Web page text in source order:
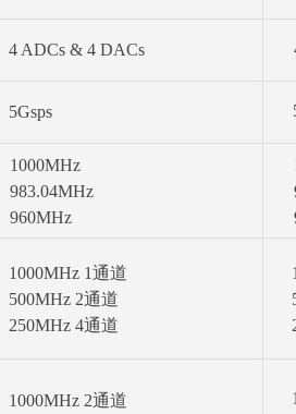
4 ADCs & 4 DACs
5Gsps
1000MHz
983.04MHz
960MHz
1000MHz 1通道
500MHz 2通道
250MHz 4通道
1000MHz 2通道